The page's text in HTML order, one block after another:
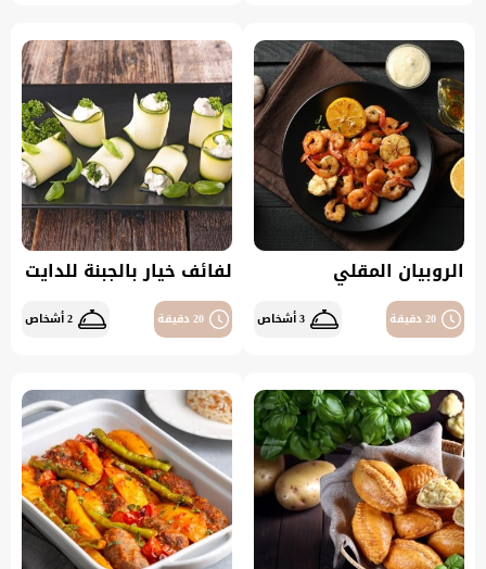
الروبيان المقلي
20 دقيقة 3 أشخاص
لفائف خيار بالجبنة للدايت
20 دقيقة 2 أشخاص